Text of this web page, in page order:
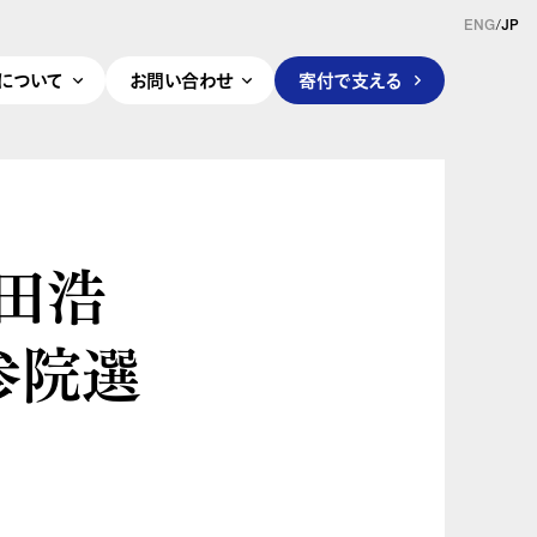
ついて お問い合わせ 寄付で支える
ENG/JP
浩
院選